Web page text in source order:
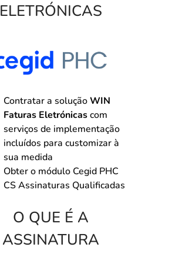
ELETRÓNICAS
Contratar a soluçãoWIN
Faturas Eletrónicascom
serviços de implementação
incluídos para customizar à
sua medida
Obter o módulo Cegid PHC
CS Assinaturas Qualificadas
O QUE É A
ASSINATURA